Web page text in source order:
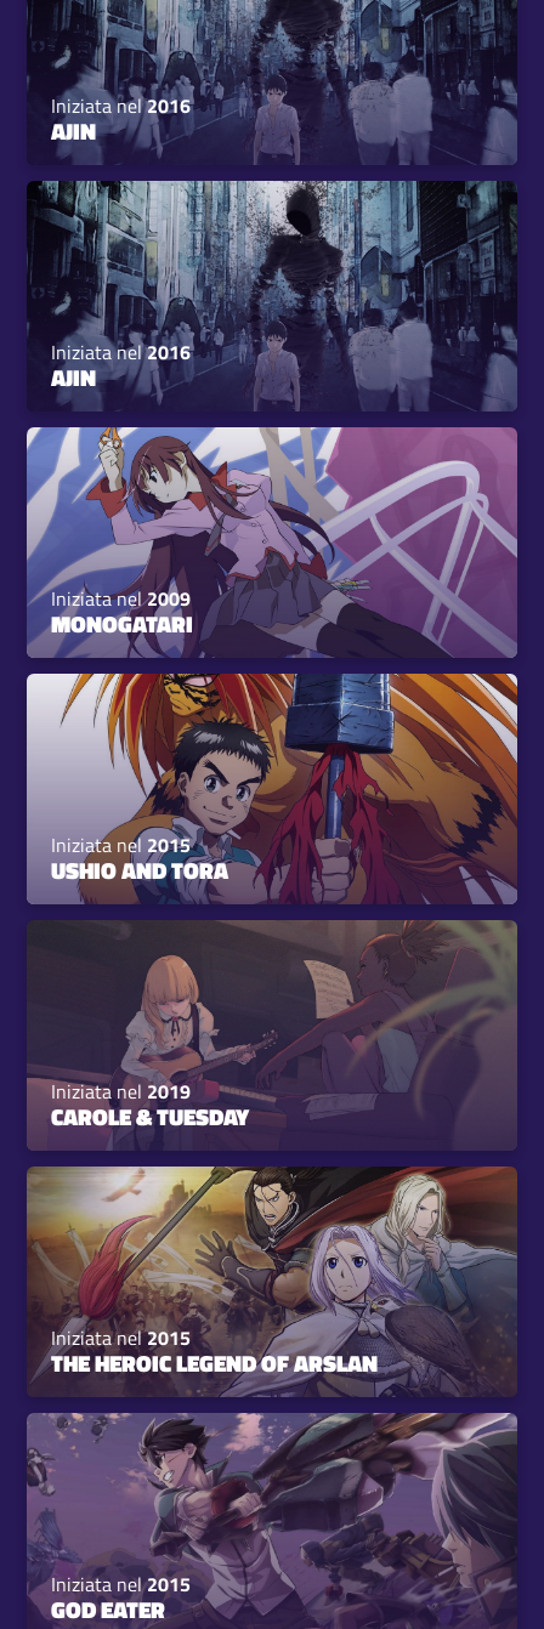
Iniziata nel2016
AJIN
Iniziata nel2016
AJIN
Iniziata nel2009
MONOGATARI
Iniziata nel 2015
USHIO AND TORA
Iniziata nel 2019
CAROLE & TUESDAY
Iniziata nel2015
THE HEROIC LEGEND OF ARSLAN
Iniziata nel2015
GOD EATER